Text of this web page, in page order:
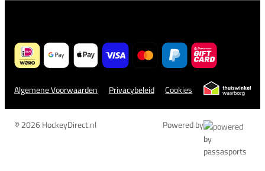
Algemene Voorwaarden Privacybeleid Cookies
© 2026 HockeyDirect.nl Powered by